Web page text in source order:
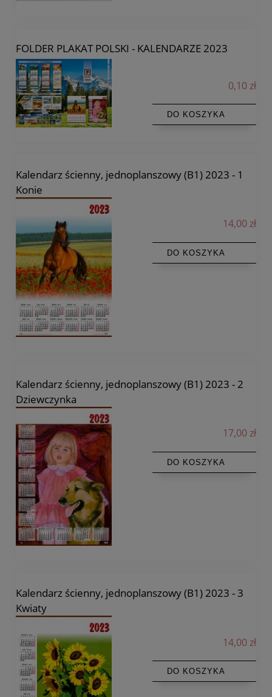
FOLDER PLAKAT POLSKI - KALENDARZE 2023
0,10 zł
DO KOSZYKA
Kalendarz ścienny, jednoplanszowy (B1) 2023 - 1
Konie
14,00 zł
DO KOSZYKA
Kalendarz ścienny, jednoplanszowy (B1) 2023 - 2
Dziewczynka
17,00 zł
DO KOSZYKA
Kalendarz ścienny, jednoplanszowy (B1) 2023 - 3
Kwiaty
14,00 zł
DO KOSZYKA